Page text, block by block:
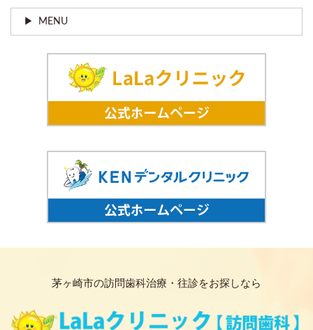
MENU
茅ヶ崎市の訪問歯科治療・往診をお探しなら